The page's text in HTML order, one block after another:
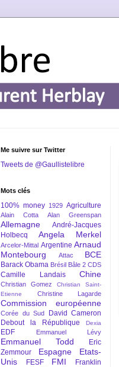
Me suivre sur Twitter
Tweets de @Gaullistelibre
Mots clés
100% money 1929 Agriculture
Alain Cotta Alan Greenspan
Allemagne
André-Jacques
Holbecq
Angela Merkel
Arcelor-Mittal Argentine Arnaud
Montebourg
Attac BCE
Barack Obama Brésil Bâle 2 CDS
Camille Landais Chine
Christian Gomez
Christian Saint-
Etienne
Christine Lagarde
Commission européenne
Corée du Sud
David Cameron
Debout la République
Dexia
EDF Emmanuel Lévy
Emmanuel Todd
Eric
Zemmour
Espagne
Etats-
Unis
FESF FMI
Franklin